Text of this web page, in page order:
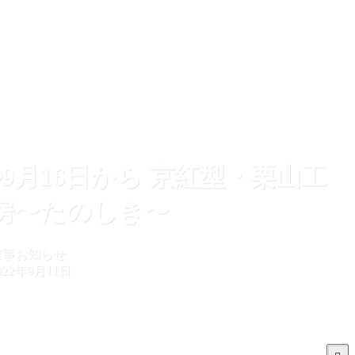
月16日から 京紅型・栗山工
〜たのしき〜
お知らせ
年9月11日